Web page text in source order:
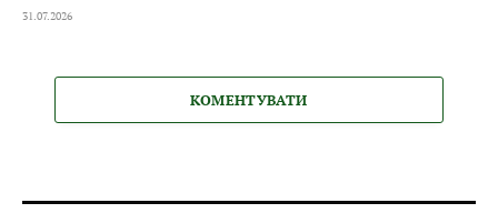
31.07.2026
КОМЕНТУВАТИ